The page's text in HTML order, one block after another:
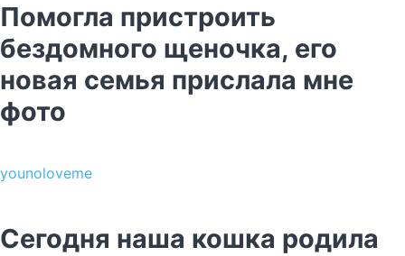
Помогла пристроить
бездомного щеночка, его
новая семья прислала мне
фото
younoloveme
Сегодня наша кошка родила